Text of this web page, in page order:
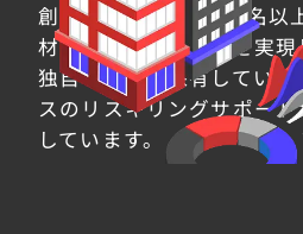
創業から現在まで300名以
材へキャリアアップを実
独自の教材を保有してい
スのリスキリングサポー
しています。